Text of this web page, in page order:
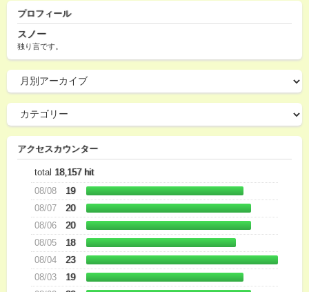
プロフィール
スノー
独り言です。
アクセスカウンター
total 18,157 hit
08/08
19
08/07
20
08/06
20
08/05
18
08/04
23
08/03
19